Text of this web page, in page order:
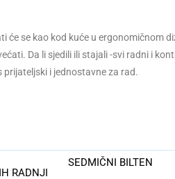
će se kao kod kuće u ergonomičnom
Da li sjedili ili stajali -svi radni i
i jednostavne za rad.
RADNJI
SEDMIČNI BILTEN